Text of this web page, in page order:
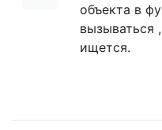
объекта в
вызываться
ищется.